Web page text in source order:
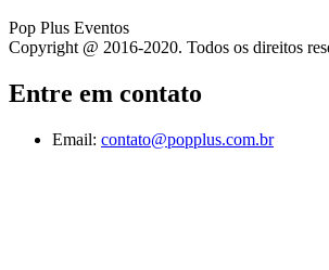
Pop Plus Eventos
Copyright @ 2016-2020. Todos os direitos
Entre em contato
Email: contato@popplus.com.br